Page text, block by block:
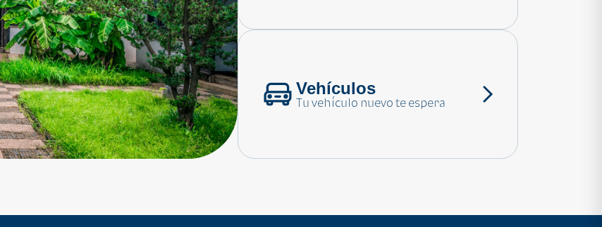
Vehículos
Tu vehículo nuevo te espera